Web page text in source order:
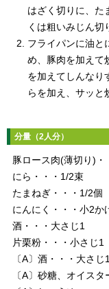
はざく切りに、た
くは粗いみじん切
フライパンに油と
め、豚肉を加えて
を加えてしんなり
らを加え、サッと
分量（2人分）
豚ロース肉(薄切り)・
にら・・・1/2束
たまねぎ・・・1/2個
にんにく・・・小2か
酒・・・大さじ1
片栗粉・・・小さじ1
〔A〕酒・・・大さじ1
〔A〕砂糖、オイス